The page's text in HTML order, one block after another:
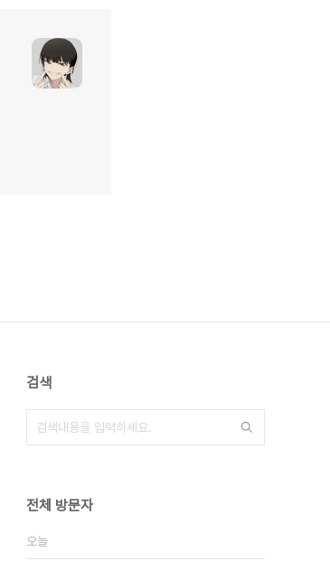
검색
전체 방문자
오늘